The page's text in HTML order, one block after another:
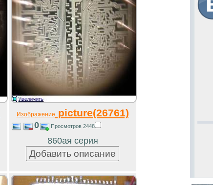
Изображение picture(26761)
0 Просмотров 2448
860ая серия